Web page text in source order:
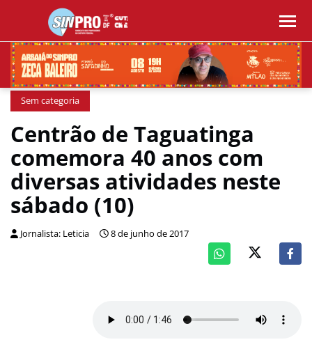
Sem categoria
Centrão de Taguatinga
comemora 40 anos com
diversas atividades neste
sábado (10)
Jornalista: Leticia 8 de junho de 2017